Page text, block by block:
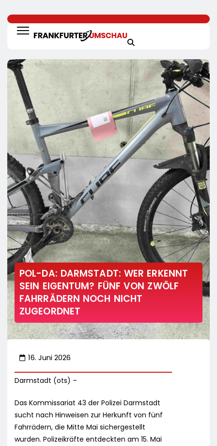
POL-DA: DARMSTADT: WER ERKENNT
SEIN EIGENTUM? FÜNF VON ZWÖLF
FAHRRÄDERN NOCH NICHT
ZUGEORDNET
16. Juni 2026
Darmstadt (ots) –
Das Kommissariat 43 der Polizei Darmstadt
sucht nach Hinweisen zur Herkunft von fünf
Fahrrädern, die Mitte Mai sichergestellt
wurden. Polizeikräfte entdeckten am 15. Mai